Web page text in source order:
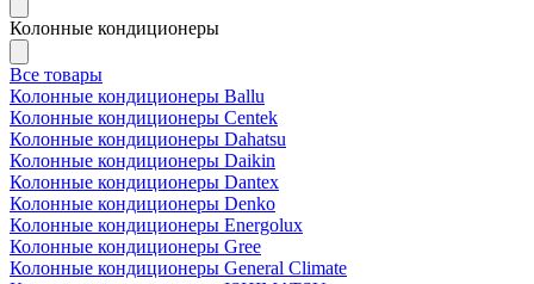
Колонные кондиционеры
Все товары
Колонные кондиционеры Ballu
Колонные кондиционеры Centek
Колонные кондиционеры Dahatsu
Колонные кондиционеры Daikin
Колонные кондиционеры Dantex
Колонные кондиционеры Denko
Колонные кондиционеры Energolux
Колонные кондиционеры Gree
Колонные кондиционеры General Climate